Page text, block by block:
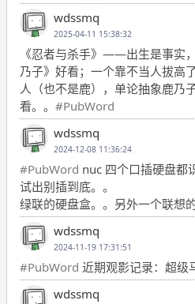
wdssmq
2025-04-11 15:38:32
《忍者与杀手》——出生是事实
乃子》好看；一个靠不当人拔高
人（也不是鹿），单论抽象鹿乃
看。。 #PubWord
wdssmq
2024-12-08 11:36:24
#PubWord nuc 四个口插硬盘都
试出别插到底。。
绿联的硬盘盒。。另外一个联想
wdssmq
2024-11-19 17:31:51
#PubWord 近期观影记录：超级
wdssmq